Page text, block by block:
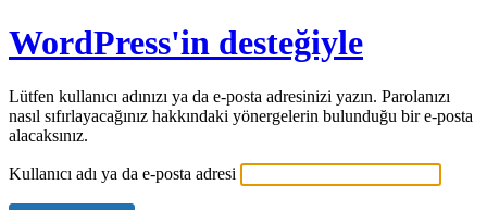
WordPress'in desteğiyle
Lütfen kullanıcı adınızı ya da e-posta adresinizi yazın. Parolanızı
nasıl sıfırlayacağınız hakkındaki yönergelerin bulunduğu bir e-posta
alacaksınız.
Kullanıcı adı ya da e-posta adresi